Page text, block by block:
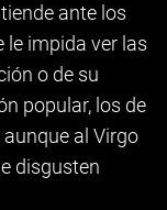
ante los
le impida ver las
o de su
popular, los de
aunque al Virgo
disgusten